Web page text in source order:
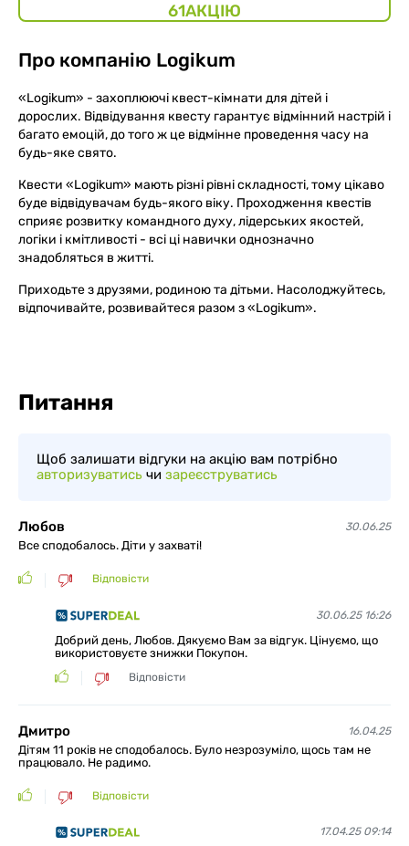
61АКЦІЮ
Про компанію Logikum
«Logikum» - захоплюючі квест-кімнати для дітей і
дорослих. Відвідування квесту гарантує відмінний настрій і
багато емоцій, до того ж це відмінне проведення часу на
будь-яке свято.
Квести «Logikum» мають різні рівні складності, тому цікаво
буде відвідувачам будь-якого віку. Проходження квестів
сприяє розвитку командного духу, лідерських якостей,
логіки і кмітливості - всі ці навички однозначно
знадобляться в житті.
Приходьте з друзями, родиною та дітьми. Насолоджуйтесь,
відпочивайте, розвивайтеся разом з «Logikum».
Питання
Щоб залишати відгуки на акцію вам потрібно
авторизуватись чи зареєструватись
Любов 30.06.25
Все сподобалось. Діти у захваті!
Відповісти
30.06.25 16:26
Добрий день, Любов. Дякуємо Вам за відгук. Цінуємо, що
використовуєте знижки Покупон.
Відповісти
Дмитро 16.04.25
Дітям 11 років не сподобалось. Було незрозуміло, щось там не
працювало. Не радимо.
Відповісти
17.04.25 09:14